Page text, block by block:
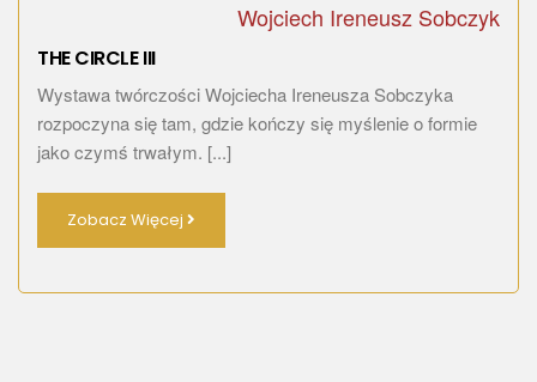
Wojciech Ireneusz Sobczyk
THE CIRCLE III
Wystawa twórczości Wojciecha Ireneusza Sobczyka
rozpoczyna się tam, gdzie kończy się myślenie o formie
jako czymś trwałym. [...]
Zobacz Więcej